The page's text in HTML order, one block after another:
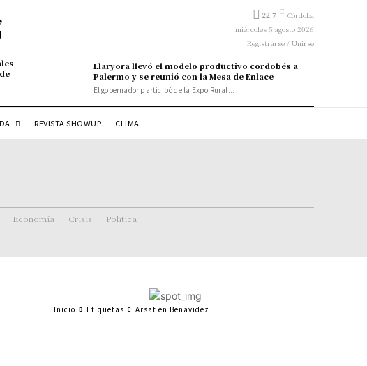
22.7 C Córdoba
miércoles 5 agosto 2026
Registrarse / Unirse
Llaryora llevó el modelo productivo cordobés a
Palermo y se reunió con la Mesa de Enlace
El gobernador participó de la Expo Rural...
REVISTA SHOWUP CLIMA
Economía Crisis Politica
Inicio Etiquetas Arsat en Benavidez